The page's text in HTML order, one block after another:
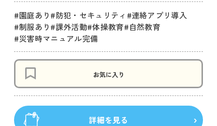
#園庭あり #防犯・セキュリティ #連絡アプリ導入
#制服あり #課外活動#体操教育#自然教育
#災害時マニュアル完備
お気に入り
詳細を見る